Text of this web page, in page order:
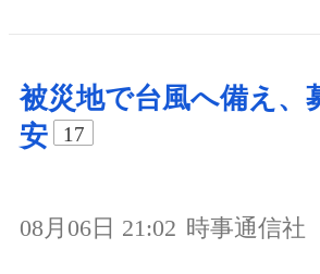
被災地で台風へ備え、
安
17
08月06日 21:02 時事通信社